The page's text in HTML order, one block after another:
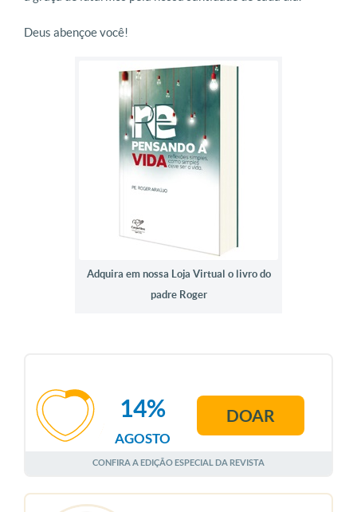
Deus abençoe você!
Adquira em nossa Loja Virtual o livro do
padre Roger
AGOSTO
14% DOAR
CONFIRA A EDIÇÃO ESPECIAL DA REVISTA